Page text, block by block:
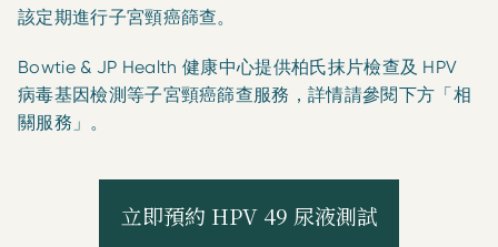
該定期進行子宮頸癌篩查。
Bowtie & JP Health 健康中心提供柏氏抹片檢查及 HPV
病毒基因檢測等子宮頸癌篩查服務，詳情請參閱下方「相
關服務」。